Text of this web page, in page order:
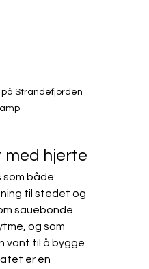
Strandefjorden
med hjerte
som både
til stedet og
sauebonde
og som
vant til å bygge
er en